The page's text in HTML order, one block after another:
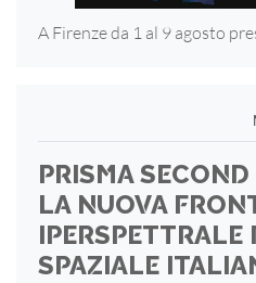
A Firenze da 1 al 9 agosto
PRISMA
LA NUOVA
IPERSPETTRALE
SPAZIALE